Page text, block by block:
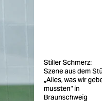
Stiller Schmerz:
Szene aus dem
„Alles, was wir
mussten“ in
Braunschweig